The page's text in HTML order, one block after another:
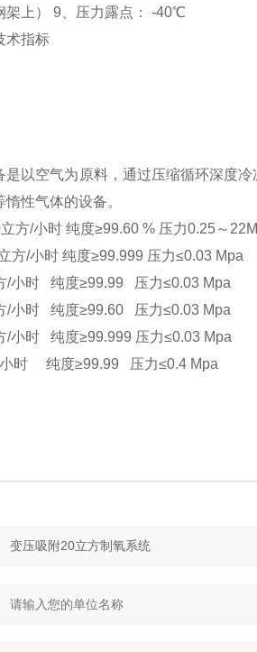
架上） 9、压力露点： -40℃
术指标
以空气为原料，通过压缩循环深度
性气体的设备。
方/小时 纯度≥99.60 % 压力0.25～
方/小时 纯度≥99.999 压力≤0.03 Mpa
/小时 纯度≥99.99 压力≤0.03 Mpa
/小时 纯度≥99.60 压力≤0.03 Mpa
/小时 纯度≥99.999 压力≤0.03 Mpa
小时 纯度≥99.99 压力≤0.4 Mpa